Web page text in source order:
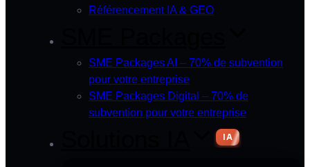
Référencement IA & GEO
SME Packages AI – 70% de subvention
pour votre entreprise
SME Packages Digital – 70% de
subvention pour votre entreprise
IA